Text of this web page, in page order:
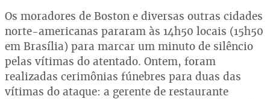
Os moradores de Boston e diversas outras cidades
norte-americanas pararam às 14h50 locais (15h50
em Brasília) para marcar um minuto de silêncio
pelas vítimas do atentado. Ontem, foram
realizadas cerimônias fúnebres para duas das
vítimas do ataque: a gerente de restaurante